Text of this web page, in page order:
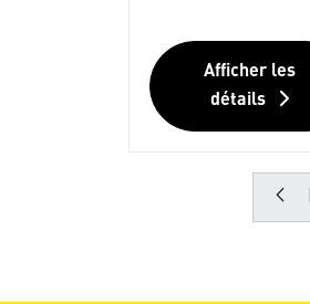
Afficher les
détails